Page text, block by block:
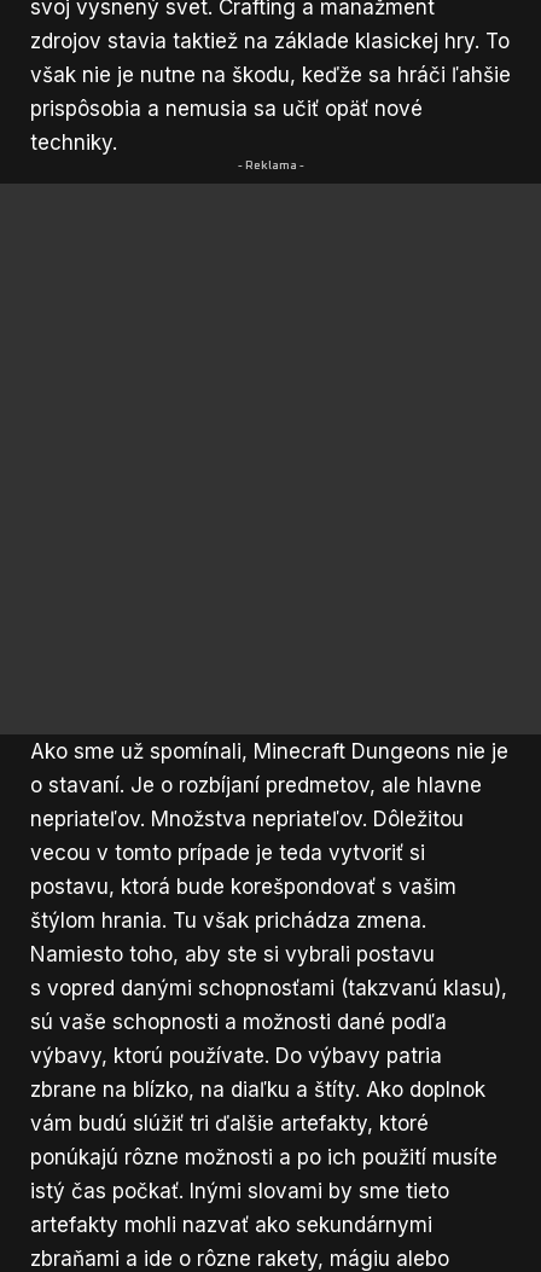
svoj vysnený svet. Crafting a manažment
zdrojov stavia taktiež na základe klasickej hry. To
však nie je nutne na škodu, keďže sa hráči ľahšie
prispôsobia a nemusia sa učiť opäť nové
techniky.
- Reklama -
Ako sme už spomínali, Minecraft Dungeons nie je
o stavaní. Je o rozbíjaní predmetov, ale hlavne
nepriateľov. Množstva nepriateľov. Dôležitou
vecou v tomto prípade je teda vytvoriť si
postavu, ktorá bude korešpondovať s vašim
štýlom hrania. Tu však prichádza zmena.
Namiesto toho, aby ste si vybrali postavu
s vopred danými schopnosťami (takzvanú klasu),
sú vaše schopnosti a možnosti dané podľa
výbavy, ktorú používate. Do výbavy patria
zbrane na blízko, na diaľku a štíty. Ako doplnok
vám budú slúžiť tri ďalšie artefakty, ktoré
ponúkajú rôzne možnosti a po ich použití musíte
istý čas počkať. Inými slovami by sme tieto
artefakty mohli nazvať ako sekundárnymi
zbraňami a ide o rôzne rakety, mágiu alebo